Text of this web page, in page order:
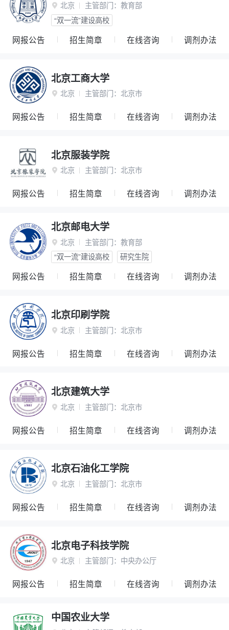
 北京 主管部门： 教育部
“双一流”建设高校
网报公告 招生简章 在线咨询 调剂办法
北京工商大学
 北京 主管部门： 北京市
网报公告 招生简章 在线咨询 调剂办法
北京服装学院
 北京 主管部门： 北京市
网报公告 招生简章 在线咨询 调剂办法
北京邮电大学
 北京 主管部门： 教育部
“双一流”建设高校
研究生院
网报公告 招生简章 在线咨询 调剂办法
北京印刷学院
 北京 主管部门： 北京市
网报公告 招生简章 在线咨询 调剂办法
北京建筑大学
 北京 主管部门： 北京市
网报公告 招生简章 在线咨询 调剂办法
北京石油化工学院
 北京 主管部门： 北京市
网报公告 招生简章 在线咨询 调剂办法
北京电子科技学院
 北京 主管部门： 中央办公厅
网报公告 招生简章 在线咨询 调剂办法
中国农业大学